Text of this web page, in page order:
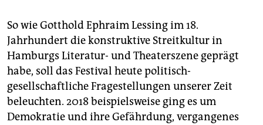
So wie Gotthold Ephraim Lessing im 18.
Jahrhundert die konstruktive Streitkultur in
Hamburgs Literatur- und Theaterszene geprägt
habe, soll das Festival heute politisch-
gesellschaftliche Fragestellungen unserer Zeit
beleuchten. 2018 beispielsweise ging es um
Demokratie und ihre Gefährdung, vergangenes